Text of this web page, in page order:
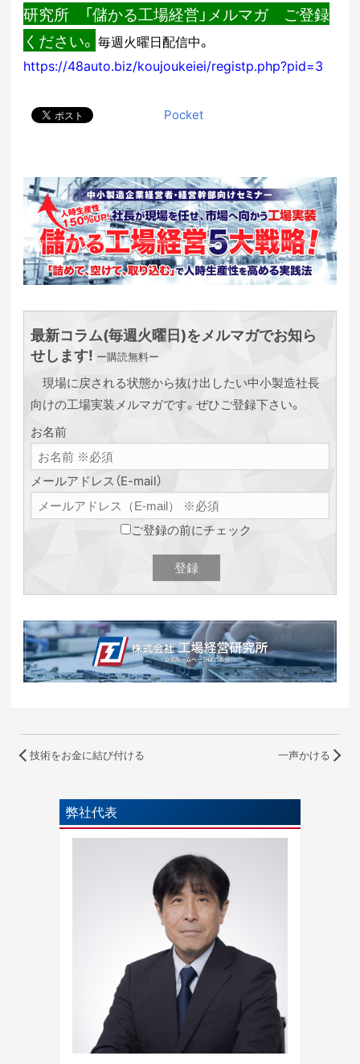
研究所 「儲かる工場経営」メルマガ ご登録
ください。 毎週火曜日配信中。
https://48auto.biz/koujoukeiei/registp.php?pid=3
Pocket
最新コラム(毎週火曜日)をメルマガでお知ら
せします! ー購読無料ー
現場に戻される状態から抜け出したい中小製造社長
向けの工場実装メルマガです。ぜひご登録下さい。
お名前
メールアドレス（E-mail）
ご登録の前にチェック
一声かける
技術をお金に結び付ける
弊社代表